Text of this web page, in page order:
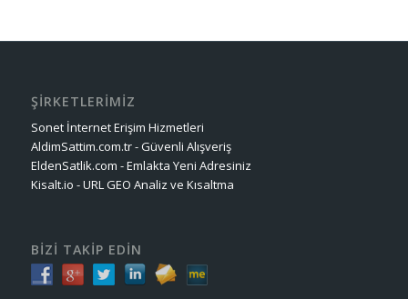
ŞİRKETLERİMİZ
Sonet İnternet Erişim Hizmetleri
AldimSattim.com.tr - Güvenli Alışveriş
EldenSatlik.com - Emlakta Yeni Adresiniz
Kisalt.io - URL GEO Analiz ve Kısaltma
BİZİ TAKİP EDİN